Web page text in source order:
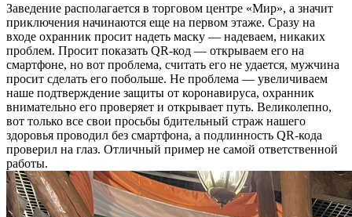
Заведение располагается в торговом центре «Мир», а значит
приключения начинаются еще на первом этаже. Сразу на
входе охранник просит надеть маску — надеваем, никаких
проблем. Просит показать QR-код — открываем его на
смартфоне, но вот проблема, считать его не удается, мужчина
просит сделать его побольше. Не проблема — увеличиваем
наше подтверждение защиты от коронавируса, охранник
внимательно его проверяет и открывает путь. Великолепно,
вот только все свои просьбы бдительный страж нашего
здоровья проводил без смартфона, а подлинность QR-кода
проверил на глаз. Отличный пример не самой ответственной
работы.